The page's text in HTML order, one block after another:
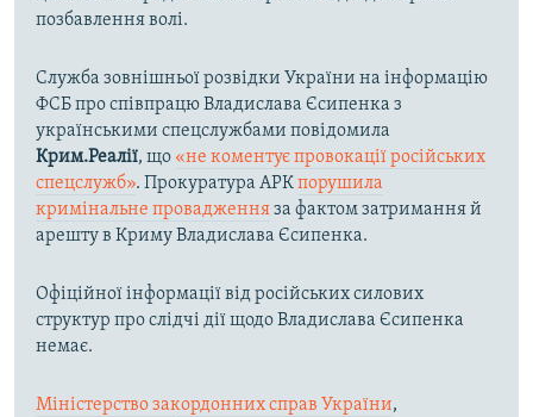
позбавлення волі.
Служба зовнішньої розвідки України на інформацію
ФСБ про співпрацю Владислава Єсипенка з
українськими спецслужбами повідомила
Крим.Реалії, що «не коментує провокації російських
спецслужб». Прокуратура АРКпорушила
кримінальне провадженняза фактом затримання й
арешту в Криму Владислава Єсипенка.
Офіційної інформації від російських силових
структур про слідчі дії щодо Владислава Єсипенка
немає.
Міністерство закордонних справ України,